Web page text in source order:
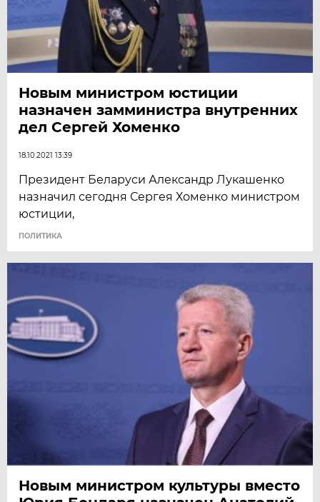
Новым министром юстиции
назначен замминистра внутренних
дел Сергей Хоменко
18.10.2021 13:39
Президент Беларуси Александр Лукашенко
назначил сегодня Сергея Хоменко министром
юстиции,
ПОЛИТИКА
Новым министром культуры вместо